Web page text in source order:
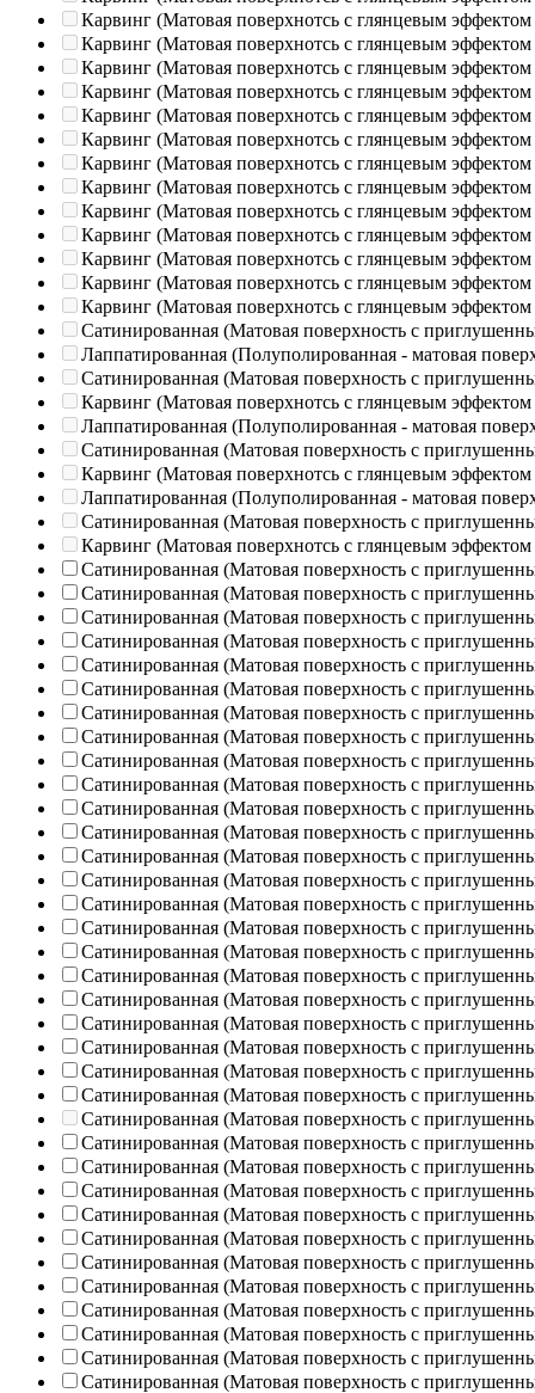
Карвинг (Матовая поверхнотсь с глянцевым эффектом
Карвинг (Матовая поверхнотсь с глянцевым эффектом
Карвинг (Матовая поверхнотсь с глянцевым эффектом
Карвинг (Матовая поверхнотсь с глянцевым эффектом
Карвинг (Матовая поверхнотсь с глянцевым эффектом
Карвинг (Матовая поверхнотсь с глянцевым эффектом
Карвинг (Матовая поверхнотсь с глянцевым эффектом
Карвинг (Матовая поверхнотсь с глянцевым эффектом
Карвинг (Матовая поверхнотсь с глянцевым эффектом
Карвинг (Матовая поверхнотсь с глянцевым эффектом
Карвинг (Матовая поверхнотсь с глянцевым эффектом
Карвинг (Матовая поверхнотсь с глянцевым эффектом
Карвинг (Матовая поверхнотсь с глянцевым эффектом
Сатинированная (Матовая поверхность с
Лаппатированная (Полуполированная - матовая
Сатинированная (Матовая поверхность с
Карвинг (Матовая поверхнотсь с глянцевым эффектом
Лаппатированная (Полуполированная - матовая
Сатинированная (Матовая поверхность с
Карвинг (Матовая поверхнотсь с глянцевым эффектом
Лаппатированная (Полуполированная - матовая
Сатинированная (Матовая поверхность с
Карвинг (Матовая поверхнотсь с глянцевым эффектом
Сатинированная (Матовая поверхность с
Сатинированная (Матовая поверхность с
Сатинированная (Матовая поверхность с
Сатинированная (Матовая поверхность с
Сатинированная (Матовая поверхность с
Сатинированная (Матовая поверхность с
Сатинированная (Матовая поверхность с
Сатинированная (Матовая поверхность с
Сатинированная (Матовая поверхность с
Сатинированная (Матовая поверхность с
Сатинированная (Матовая поверхность с
Сатинированная (Матовая поверхность с
Сатинированная (Матовая поверхность с
Сатинированная (Матовая поверхность с
Сатинированная (Матовая поверхность с
Сатинированная (Матовая поверхность с
Сатинированная (Матовая поверхность с
Сатинированная (Матовая поверхность с
Сатинированная (Матовая поверхность с
Сатинированная (Матовая поверхность с
Сатинированная (Матовая поверхность с
Сатинированная (Матовая поверхность с
Сатинированная (Матовая поверхность с
Сатинированная (Матовая поверхность с
Сатинированная (Матовая поверхность с
Сатинированная (Матовая поверхность с
Сатинированная (Матовая поверхность с
Сатинированная (Матовая поверхность с
Сатинированная (Матовая поверхность с
Сатинированная (Матовая поверхность с
Сатинированная (Матовая поверхность с
Сатинированная (Матовая поверхность с
Сатинированная (Матовая поверхность с
Сатинированная (Матовая поверхность с
Сатинированная (Матовая поверхность с